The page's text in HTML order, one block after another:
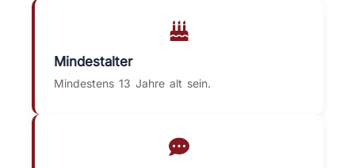
Mindestalter
Mindestens 13 Jahre alt sein.